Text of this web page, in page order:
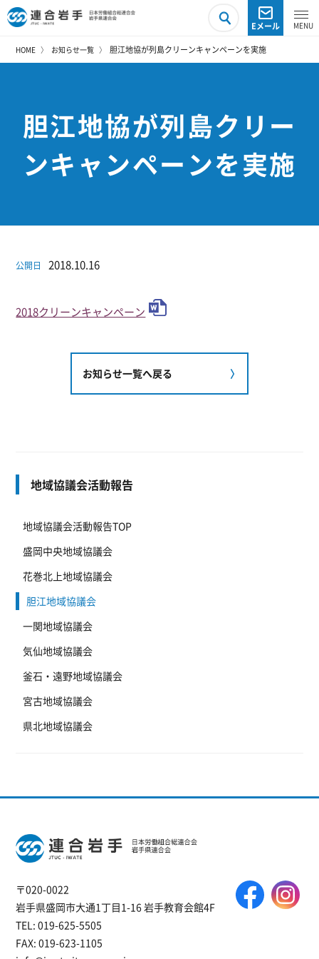
Eメール
HOME お知らせ一覧 胆江地協が列島クリーンキャンペーンを実施
胆江地協が列島クリー
ンキャンペーンを実施
公開日 2018.10.16
2018クリーンキャンペーン
お知らせ一覧へ戻る
地域協議会活動報告
地域協議会活動報告TOP
盛岡中央地域協議会
花巻北上地域協議会
胆江地域協議会
一関地域協議会
気仙地域協議会
釜石・遠野地域協議会
宮古地域協議会
県北地域協議会
〒020-0022
岩手県盛岡市大通1丁目1-16 岩手教育会館4F
TEL: 019-625-5505
FAX: 019-623-1105